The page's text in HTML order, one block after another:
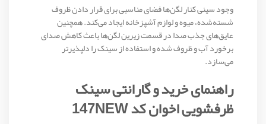
وجود سینی کنار لگن‌ها فضای مناسبی برای قرار دادن ظروف
شسته‌شده، میوه و لوازم آشپزخانه ایجاد می‌کند. همچنین
عایق‌های جذب صدا در قسمت زیرین لگن‌ها باعث کاهش صدای
برخورد آب و ظروف شده و استفاده از سینک را دلپذیرتر
می‌سازد.
راهنمای خرید و گارانتی سینک
ظرفشویی اخوان کد 147NEW